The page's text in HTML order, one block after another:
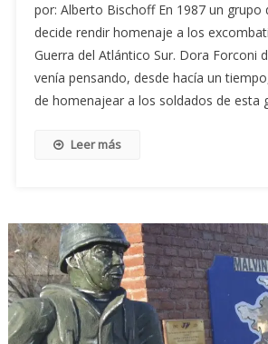
por: Alberto Bischoff En 1987 un grupo
decide rendir homenaje a los
Guerra del Atlántico Sur. Dora Forconi
venía pensando, desde hacía un
de homenajear a los soldados de esta
Leer más